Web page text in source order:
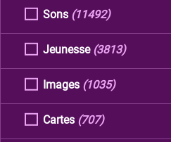
Sons (11492)
Jeunesse (3813)
Images (1035)
Cartes (707)